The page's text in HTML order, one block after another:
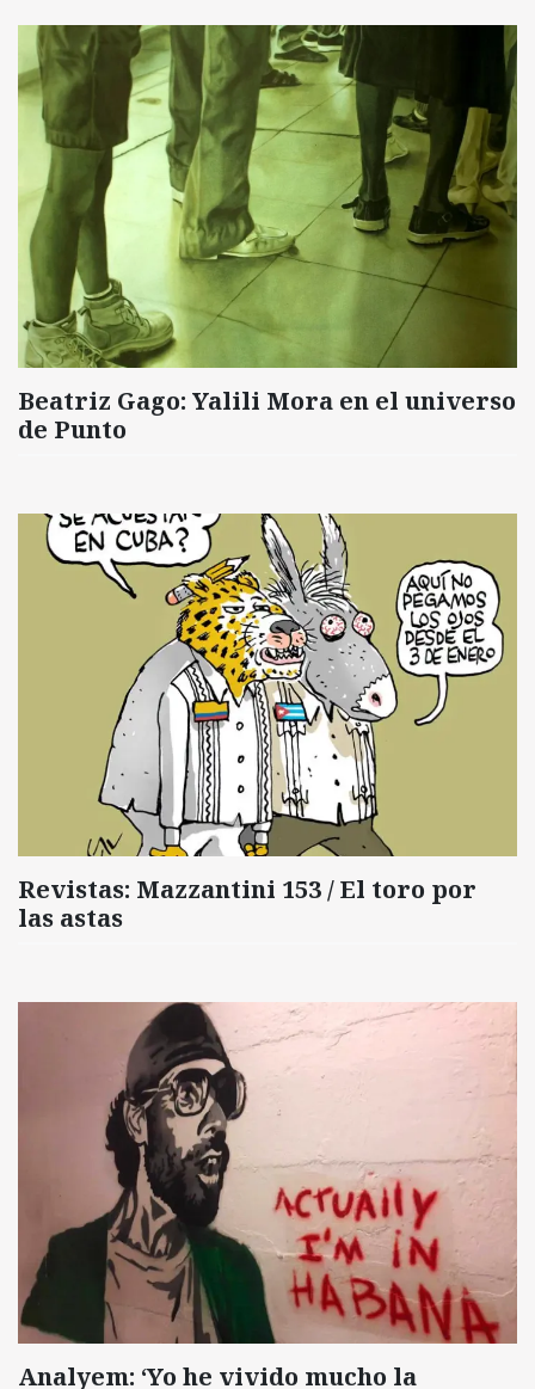
Beatriz Gago: Yalili Mora en el universo
de Punto
Revistas: Mazzantini 153 / El toro por
las astas
Analyem: ‘Yo he vivido mucho la